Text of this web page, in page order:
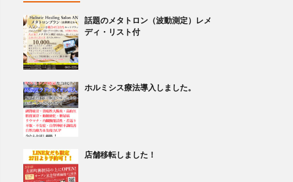
話題のメタトロン（波動測定）レメ
ディ・リスト付
ホルミシス療法導入しました。
店舗移転しました！